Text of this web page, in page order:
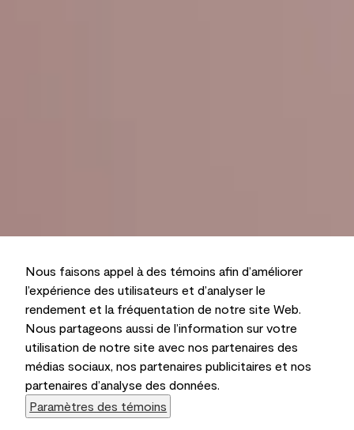
Nous faisons appel à des témoins afin d’améliorer
l’expérience des utilisateurs et d’analyser le
rendement et la fréquentation de notre site Web.
Nous partageons aussi de l’information sur votre
utilisation de notre site avec nos partenaires des
médias sociaux, nos partenaires publicitaires et nos
partenaires d’analyse des données.
Paramètres des témoins